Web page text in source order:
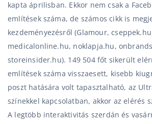
kapta áprilisban. Ekkor nem csak a
említések száma, de számos cikk is
kezdeményezésről (Glamour,
medicalonline.hu, noklapja.hu,
storeinsider.hu). 149 504 főt sikerült
említések száma visszaesett, kisebb
poszt hatására volt tapasztalható, az
színekkel kapcsolatban, akkor az elérés
A legtöbb interaktivitás szerdán és